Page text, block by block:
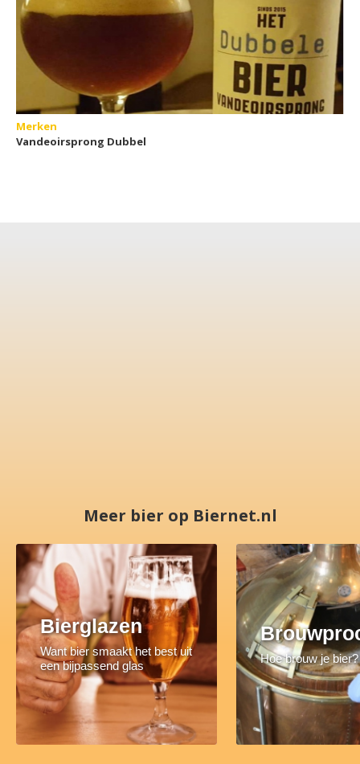
Merken
Vandeoirsprong Dubbel
Meer bier op Biernet.nl
Bierglazen
Want bier smaakt het best uit
een bijpassend glas
Hoe brouw je bier?